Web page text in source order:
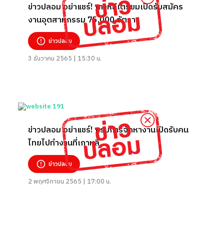
ข่าวปลอม อย่าแชร์! เกาหลีเตรียมเปิดรับสมัคร
งานอุตสาหกรรม 75,000 อัตรา
ข่าวปลอม
3 ธันวาคม 2565 | 15:30 น.
ข่าวปลอม อย่าแชร์! กรมการจัดหางานเปิดรับคน
ไทยไปทำงานที่เกาหลี
ข่าวปลอม
2 พฤศจิกายน 2565 | 17:00 น.